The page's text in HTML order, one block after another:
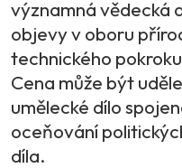
významná vědecká
objevy v oboru
technického
Cena může být
umělecké dílo
oceňování
díla.